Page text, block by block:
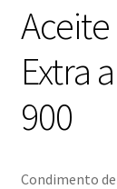
Extra
900
Condimento